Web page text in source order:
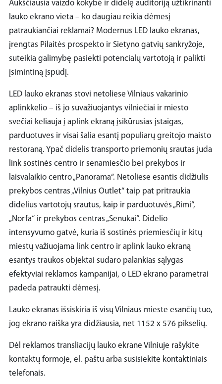
Aukščiausia vaizdo kokybė ir didelę auditoriją užtikrinanti
lauko ekrano vieta – ko daugiau reikia dėmesį
patraukiančiai reklamai? Modernus LED lauko ekranas,
įrengtas Pilaitės prospekto ir Sietyno gatvių sankryžoje,
suteikia galimybę pasiekti potencialų vartotoją ir palikti
įsimintiną įspūdį.
LED lauko ekranas stovi netoliese Vilniaus vakarinio
aplinkkelio – iš jo suvažiuojantys vilniečiai ir miesto
svečiai keliauja į aplink ekraną įsikūrusias įstaigas,
parduotuves ir visai šalia esantį populiarų greitojo maisto
restoraną. Ypač didelis transporto priemonių srautas juda
link sostinės centro ir senamiesčio bei prekybos ir
laisvalaikio centro „Panorama“. Netoliese esantis didžiulis
prekybos centras „Vilnius Outlet“ taip pat pritraukia
didelius vartotojų srautus, kaip ir parduotuvės „Rimi“,
„Norfa“ ir prekybos centras „Senukai“. Didelio
intensyvumo gatvė, kuria iš sostinės priemiesčių ir kitų
miestų važiuojama link centro ir aplink lauko ekraną
esantys traukos objektai sudaro palankias sąlygas
efektyviai reklamos kampanijai, o LED ekrano parametrai
padeda patraukti dėmesį.
Lauko ekranas išsiskiria iš visų Vilniaus mieste esančių tuo,
jog ekrano raiška yra didžiausia, net 1152 x 576 pikselių.
Dėl reklamos transliacijų lauko ekrane Vilniuje rašykite
kontaktų formoje, el. paštu arba susisiekite kontaktiniais
telefonais.